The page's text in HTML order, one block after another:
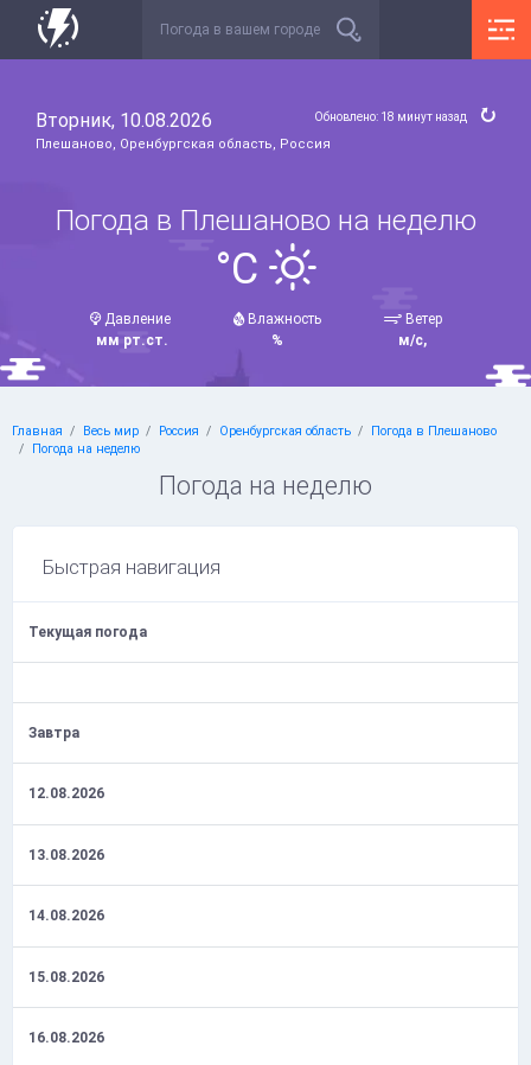
Вторник, 10.08.2026
Плешаново, Оренбургская область, Россия
Обновлено: 18 минут назад
Погода в Плешаново на неделю
°C
Давление
мм рт.ст.
Влажность
%
Ветер
м/с,
Главная Весь мир Россия Оренбургская область
Погода в Плешаново
Погода на неделю
Погода на неделю
Быстрая навигация
Текущая погода
Завтра
12.08.2026
13.08.2026
14.08.2026
15.08.2026
16.08.2026